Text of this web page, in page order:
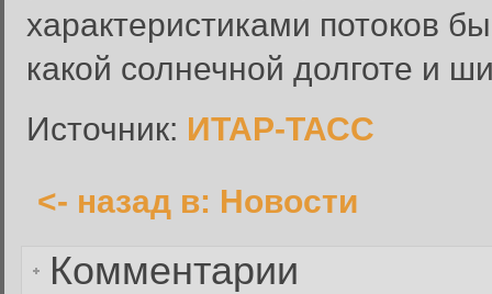
характеристиками потоков
какой солнечной долготе и
Источник: ИТАР-ТАСС
<- назад в: Новости
Комментарии
Забыли пароль?